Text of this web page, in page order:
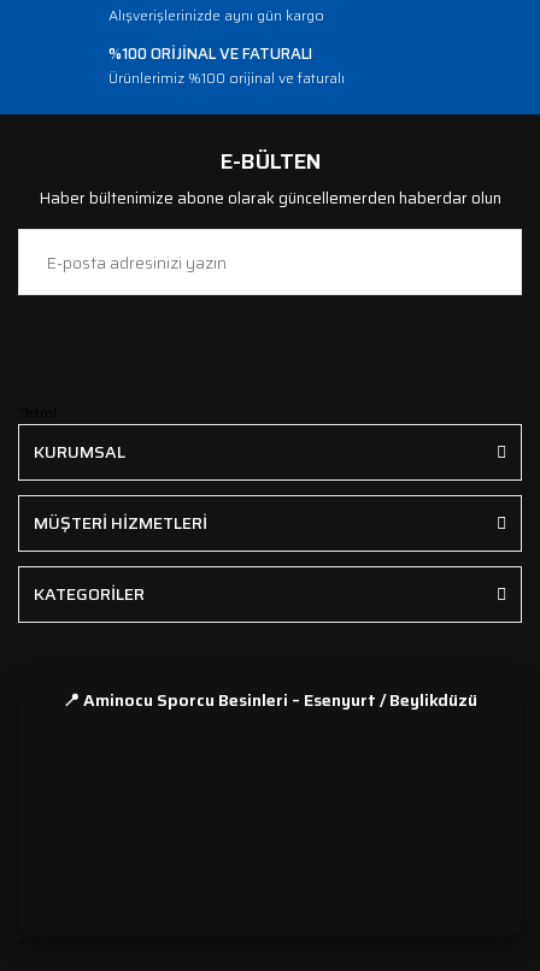
Alışverişlerinizde aynı gün kargo
%100 ORİJİNAL VE FATURALI
Ürünlerimiz %100 orijinal ve faturalı
E-BÜLTEN
Haber bültenimize abone olarak güncellemerden haberdar olun
KURUMSAL
MÜŞTERİ HİZMETLERİ
KATEGORİLER
📍 Aminocu Sporcu Besinleri – Esenyurt / Beylikdüzü